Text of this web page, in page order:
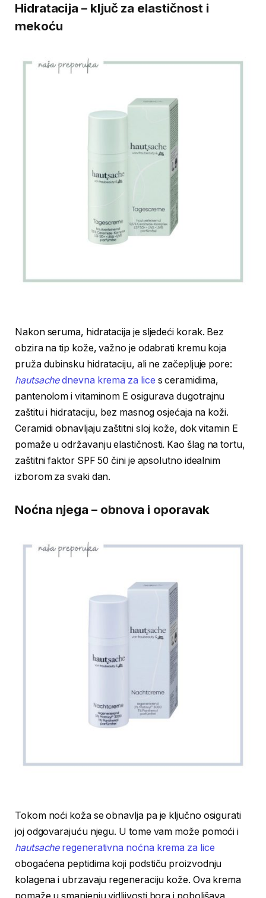
Hidratacija – ključ za elastičnost i
mekoću
Nakon seruma, hidratacija je sljedeći korak. Bez
obzira na tip kože, važno je odabrati kremu koja
pruža dubinsku hidrataciju, ali ne začepljuje pore:
hautsachednevna krema za lice s ceramidima,
pantenolom i vitaminom E osigurava dugotrajnu
zaštitu i hidrataciju, bez masnog osjećaja na koži.
Ceramidi obnavljaju zaštitni sloj kože, dok vitamin E
pomaže u održavanju elastičnosti. Kao šlag na tortu,
zaštitni faktor SPF 50 čini je apsolutno idealnim
izborom za svaki dan.
Noćna njega – obnova i oporavak
Tokom noći koža se obnavlja pa je ključno osigurati
joj odgovarajuću njegu. U tome vam može pomoći i
hautsacheregenerativna noćna krema za lice
obogaćena peptidima koji podstiču proizvodnju
kolagena i ubrzavaju regeneraciju kože. Ova krema